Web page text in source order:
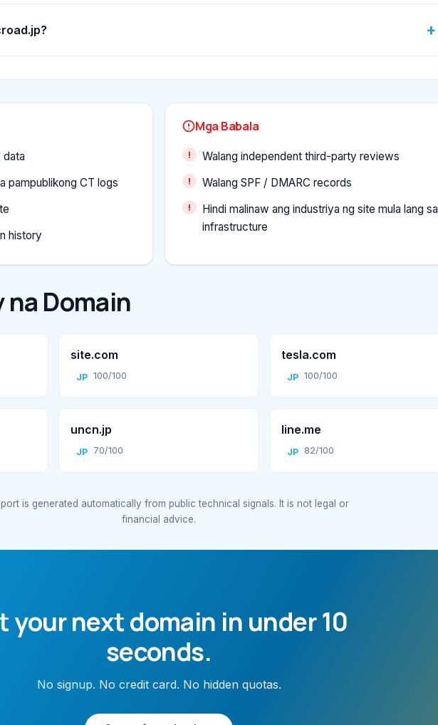
data
pampublikong CT logs
history
Mga Babala
Walang independent third-party reviews
Walang SPF / DMARC records
Hindi malinaw ang industriya ng site mula lang sa
infrastructure
na Domain
site.com
JP 100/100
tesla.com
JP 100/100
uncn.jp
JP 70/100
line.me
JP 82/100
is generated automatically from public technical signals. It is not legal or
financial advice.
your next domain in under 10
seconds.
No signup. No credit card. No hidden quotas.